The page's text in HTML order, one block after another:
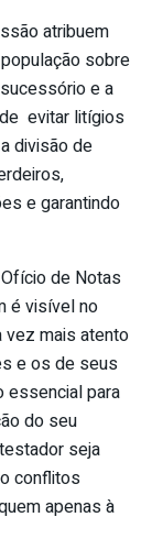
atribuem
sobre
e a
evitar litígios
divisão de
e garantindo
de Notas
é visível no
vez mais atento
e os de seus
essencial para
do seu
seja
conflitos
apenas à